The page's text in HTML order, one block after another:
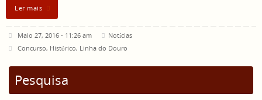
Ler mais
Maio 27, 2016 - 11:26 am
Notícias
Concurso, Histórico, Linha do Douro
Pesquisa